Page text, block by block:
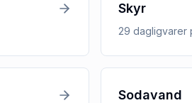
Skyr
29 dagligvarer
Sodavand